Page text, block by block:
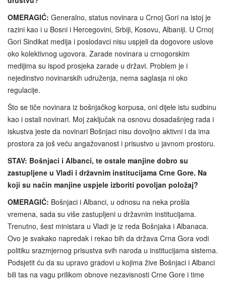
OMERAGIĆ: Generalno, status novinara u Crnoj Gori na istoj je
razini kao i u Bosni i Hercegovini, Srbiji, Kosovu, Albaniji. U Crnoj
Gori Sindikat medija i poslodavci nisu uspjeli da dogovore uslove
oko kolektivnog ugovora. Zarade novinara u crnogorskim
medijima su ispod prosjeka zarade u državi. Problem je i
nejedinstvo novinarskih udruženja, nema saglasja ni oko
regulacije.
Što se tiče novinara iz bošnjačkog korpusa, oni dijele istu sudbinu
kao i ostali novinari. Moj zaključak na osnovu dosadašnjeg rada i
iskustva jeste da novinari Bošnjaci nisu dovoljno aktivni i da ima
prostora za još veću angažovanost i prisustvo u javnom prostoru.
STAV: Bošnjaci i Albanci, te ostale manjine dobro su
zastupljene u Vladi i državnim institucijama Crne Gore. Na
koji su način manjine uspjele izboriti povoljan položaj?
OMERAGIĆ: Bošnjaci i Albanci, u odnosu na neka prošla
vremena, sada su više zastupljeni u državnim institucijama.
Trenutno, šest ministara u Vladi je iz reda Bošnjaka i Albanaca.
Ovo je svakako napredak i rekao bih da država Crna Gora vodi
politiku srazmjernog prisustva svih naroda u institucijama sistema.
Podsjetit ću da su upravo gradovi u kojima žive Bošnjaci i Albanci
bili tas na vagu prilikom obnove nezavisnosti Crne Gore i time